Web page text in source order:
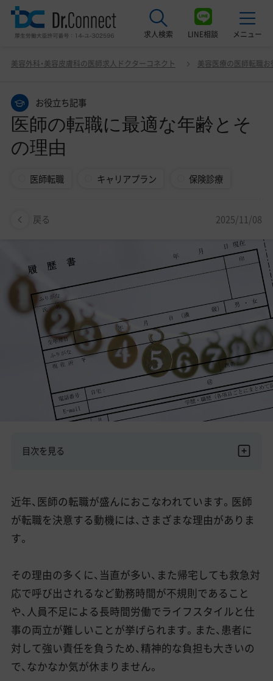
求人検索 LINE相談 メニュー
美容クリニック見学ご希望の方はこちら
サービス紹介
ドクターコネクトの強み
エージェント紹介
常勤求人一覧
美容医療医師の転職お役立ちコンテンツ
美容クリニック見学・研修情報
美容外科・美容皮膚科の医師転職体験談
美容クリニックインタビュー
美容医療の転職お役立ち記事
美容医療辞典
よくあるご質問
美容外科・美容皮膚科の医師求人ドクターコネクト 美容医療の医師転職
お役立ち記事
医師の転職に最適な年齢とそ
の理由
医師転職 キャリアプラン 保険診療
戻る 2025/11/08
医師の転職に最適な年齢とその理由
目次を見る
近年、医師の転職が盛んにおこなわれています。医師
が転職を決意する動機には、さまざまな理由がありま
す。
その理由の多くに、当直が多い、また帰宅しても救急対
応で呼び出されるなど勤務時間が不規則であること
や、人員不足による長時間労働でライフスタイルと仕
事の両立が難しいことが挙げられます。また、患者に
対して強い責任を負うため、精神的な負担も大きいの
で、なかなか気が休まりません。